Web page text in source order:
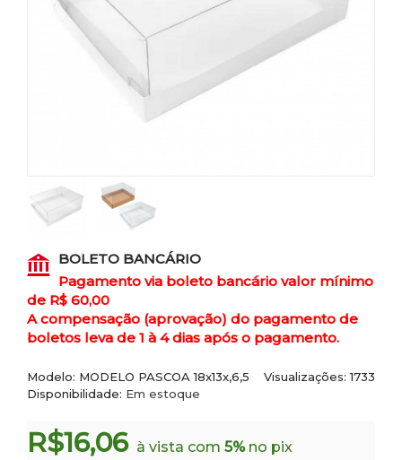
BOLETO BANCÁRIO
Pagamento via boleto bancário valor mínimo
de R$ 60,00
A compensação (aprovação) do pagamento de
boletos leva de 1 à 4 dias após o pagamento.
Visualizações: 1733
Modelo: MODELO PASCOA 18x13x,6,5
Disponibilidade: Em estoque
R$16,06 à vista com 5%no pix